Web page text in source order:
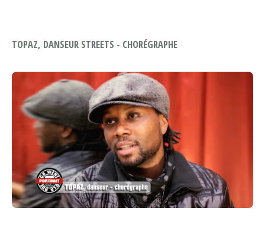
TOPAZ, DANSEUR STREETS - CHORÉGRAPHE